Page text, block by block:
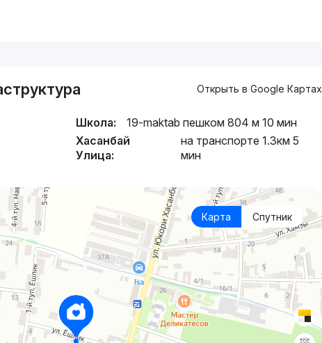
Открыть в Google Картах
Школа:
19-maktab пешком 804 м 10 мин
Хасанбай
Улица:
на транспорте 1.3км 5
мин
Карта Спутник